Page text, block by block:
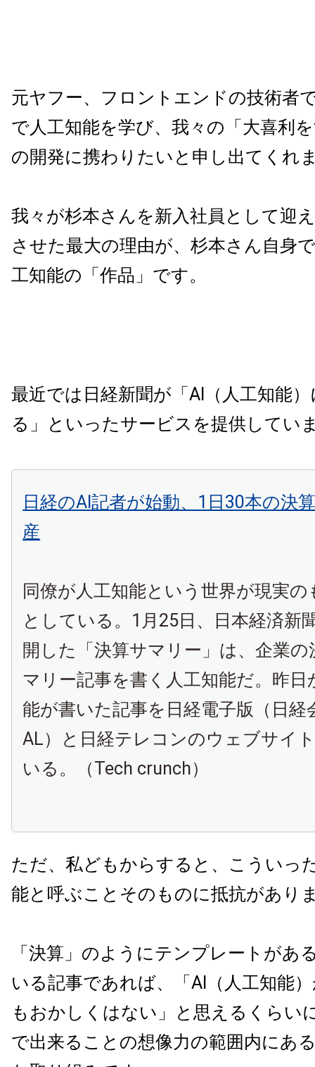
元ヤフー、フロントエンドの技術者
で人工知能を学び、我々の「大喜利
の開発に携わりたいと申し出てくれ
我々が杉本さんを新入社員として迎
させた最大の理由が、杉本さん自身
工知能の「作品」です。
最近では日経新聞が「AI（人工知能
る」といったサービスを提供してい
日経のAI記者が始動、1日30本の決
産
同僚が人工知能という世界が現実
としている。1月25日、日本経済新
開した「決算サマリー 」は、企業
マリー記事を書く人工知能だ。昨日
能が書いた記事を 日経電子版（日経
AL）
と 日経テレコンのウェブサイ
いる。（Tech crunch）
ただ、私どもからすると、こういっ
能と呼ぶことそのものに抵抗があり
「決算」のようにテンプレートがあ
いる記事であれば、「AI（人工知能
もおかしくはない」と思えるくらい
で出来ることの想像力の範囲内にあ